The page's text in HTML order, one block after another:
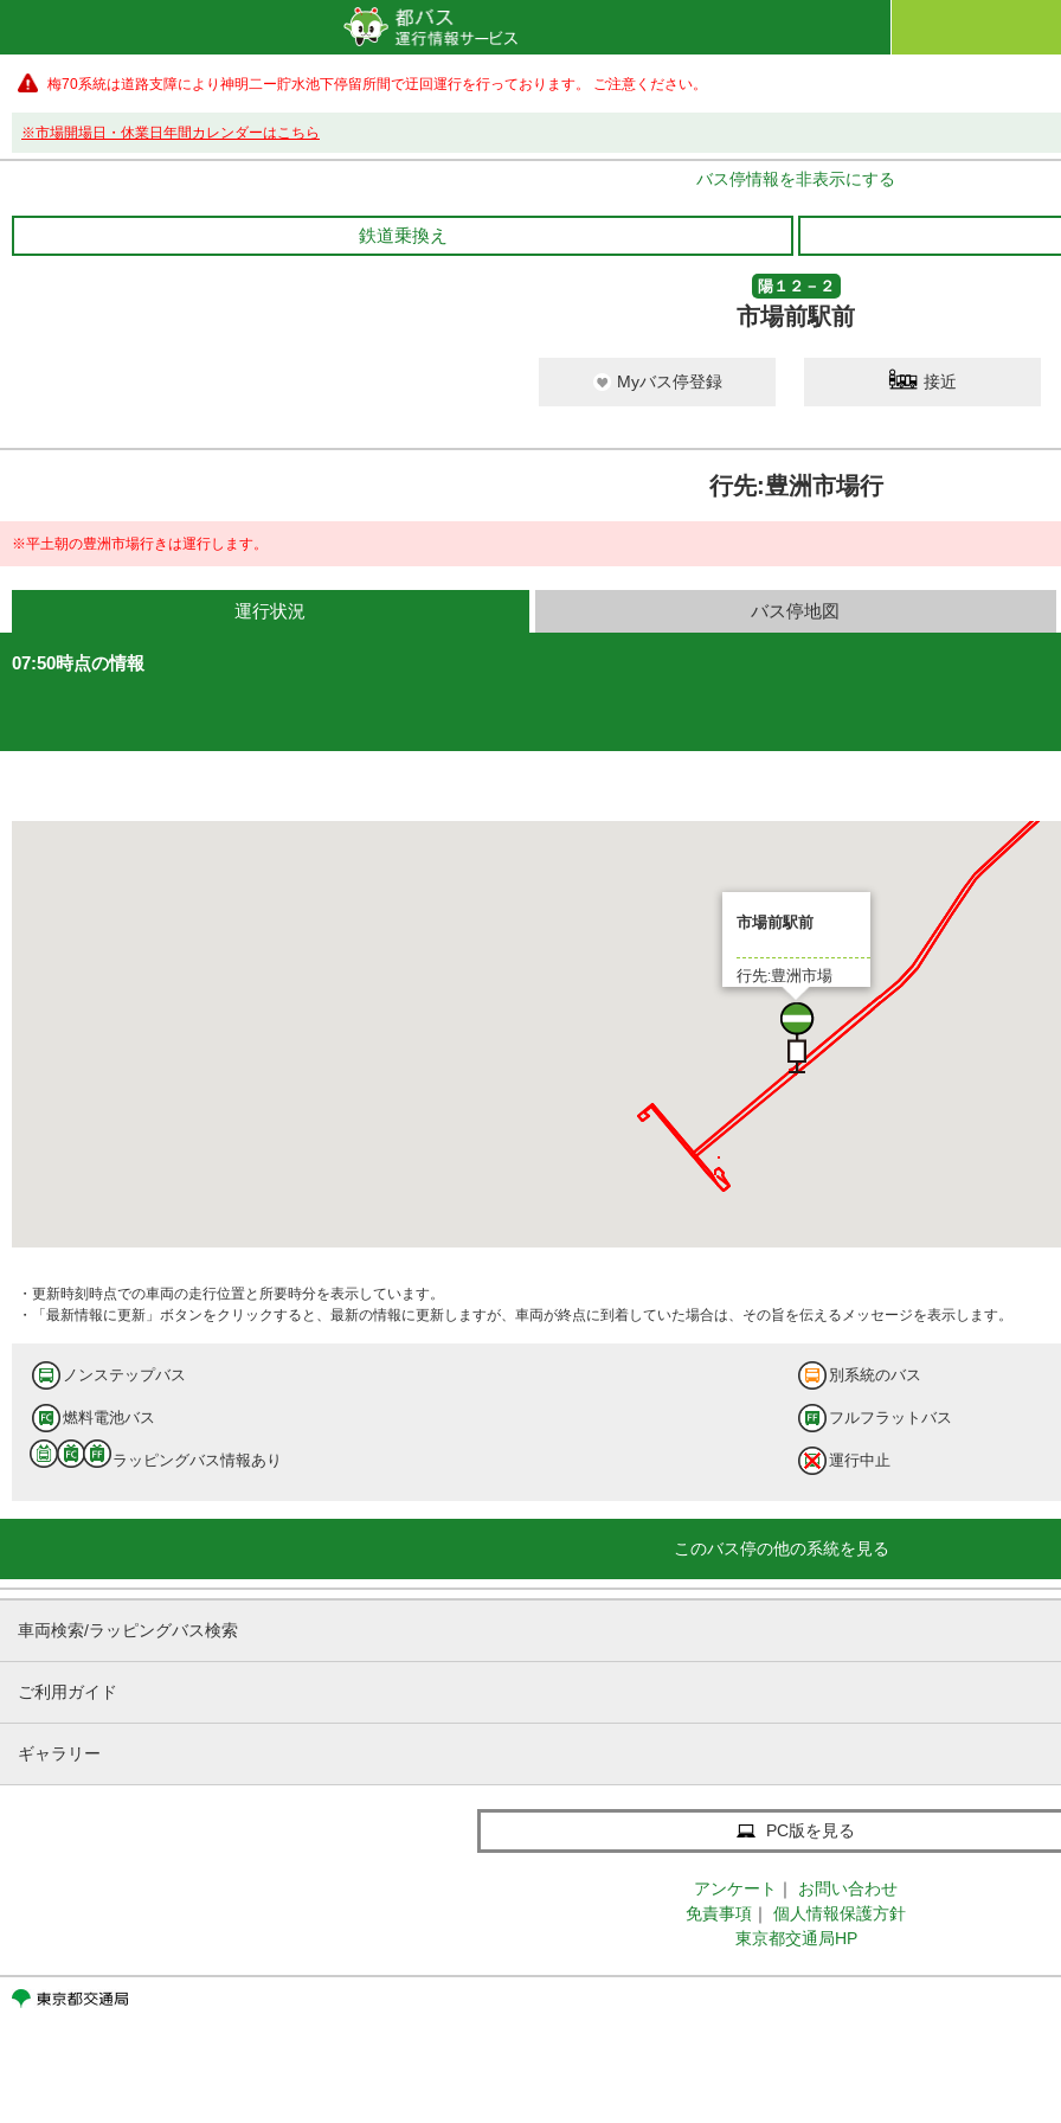
梅70系統は道路支障により神明二ー貯水池下停留所間で迂回運行を行っております。 ご注意ください。
※市場開場日・休業日年間カレンダーはこちら
バス停情報を非表示にする
鉄道乗換え
陽１２－２
市場前駅前
Myバス停登録 接近
行先:豊洲市場行
※平土朝の豊洲市場行きは運行します。
運行状況 バス停地図
07:50時点の情報
市場前駅前
行先:豊洲市場
・更新時刻時点での車両の走行位置と所要時分を表示しています。
・「最新情報に更新」ボタンをクリックすると、最新の情報に更新しますが、車両が終点に到着していた場合は、その旨を伝えるメッセージを表示します。
ノンステップバス 別系統のバス
燃料電池バス フルフラットバス
ラッピングバス情報あり 運行中止
このバス停の他の系統を見る
車両検索/ラッピングバス検索
ご利用ガイド
ギャラリー
PC版を見る
アンケート ｜
お問い合わせ
免責事項 ｜
個人情報保護方針
東京都交通局HP